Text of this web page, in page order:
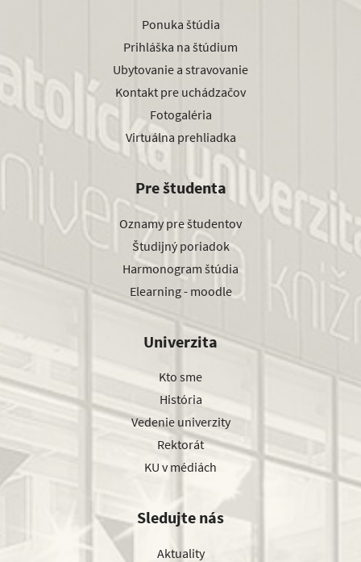
Ponuka štúdia
Prihláška na štúdium
Ubytovanie a stravovanie
Kontakt pre uchádzačov
Fotogaléria
Virtuálna prehliadka
Pre študenta
Oznamy pre študentov
Študijný poriadok
Harmonogram štúdia
Elearning - moodle
Univerzita
Kto sme
História
Vedenie univerzity
Rektorát
KU v médiách
Sledujte nás
Aktuality